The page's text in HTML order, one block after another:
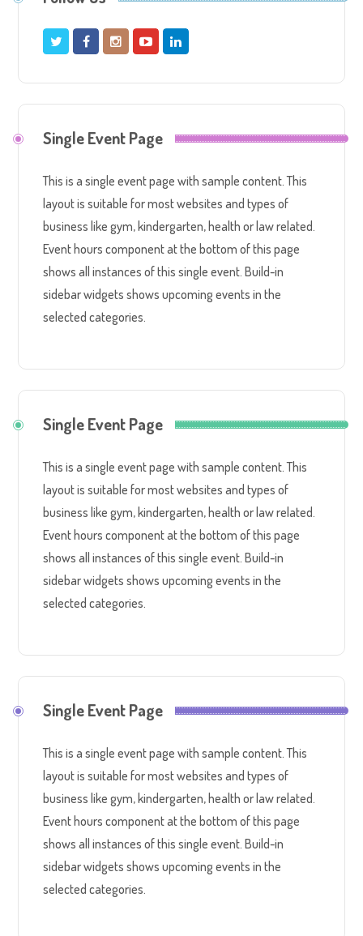
Single Event Page
This is a single event page with sample content. This
layout is suitable for most websites and types of
business like gym, kindergarten, health or law related.
Event hours component at the bottom of this page
shows all instances of this single event. Build-in
sidebar widgets shows upcoming events in the
selected categories.
Single Event Page
This is a single event page with sample content. This
layout is suitable for most websites and types of
business like gym, kindergarten, health or law related.
Event hours component at the bottom of this page
shows all instances of this single event. Build-in
sidebar widgets shows upcoming events in the
selected categories.
Single Event Page
This is a single event page with sample content. This
layout is suitable for most websites and types of
business like gym, kindergarten, health or law related.
Event hours component at the bottom of this page
shows all instances of this single event. Build-in
sidebar widgets shows upcoming events in the
selected categories.